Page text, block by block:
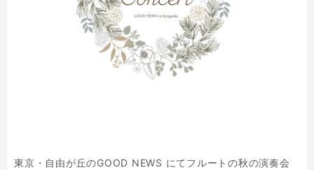
東京・自由が丘のGOOD NEWS にてフルートの秋の演奏会